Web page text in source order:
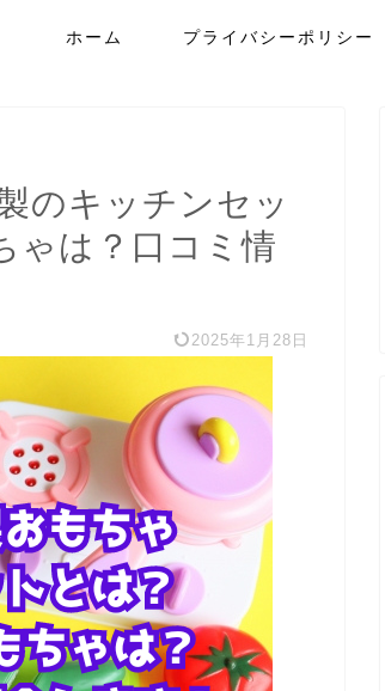
ホーム プライバシーポリシー
のキッチンセッ
ゃは？口コミ情
2025年1月28日